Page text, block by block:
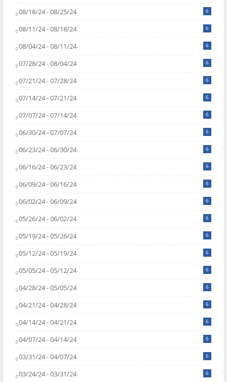
08/18/24 - 08/25/24 6
08/11/24 - 08/18/24 6
08/04/24 - 08/11/24 6
07/28/24 - 08/04/24 6
07/21/24 - 07/28/24 6
07/14/24 - 07/21/24 6
07/07/24 - 07/14/24 6
06/30/24 - 07/07/24 6
06/23/24 - 06/30/24 6
06/16/24 - 06/23/24 6
06/09/24 - 06/16/24 6
06/02/24 - 06/09/24 6
05/26/24 - 06/02/24 6
05/19/24 - 05/26/24 6
05/12/24 - 05/19/24 6
05/05/24 - 05/12/24 6
04/28/24 - 05/05/24 6
04/21/24 - 04/28/24 6
04/14/24 - 04/21/24 6
04/07/24 - 04/14/24 6
03/31/24 - 04/07/24 6
03/24/24 - 03/31/24 6